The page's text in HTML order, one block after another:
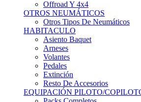
Otros Tipos De Neumáticos
HABITACULO
Asiento Baquet
Arneses
Volantes
Pedales
Extinción
Resto De Accesorios
EQUIPACIÓN PILOTO/COPILOTO
Packs Completos
Monos De Competición